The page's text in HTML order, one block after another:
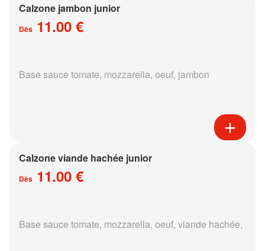
Calzone jambon junior
Dès 11.00 €
Base sauce tomate, mozzarella, oeuf, jambon
Calzone viande hachée junior
Dès 11.00 €
Base sauce tomate, mozzarella, oeuf, viande hachée,